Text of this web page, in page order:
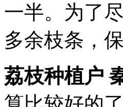
一半。为了
多余枝条，
荔枝种植户